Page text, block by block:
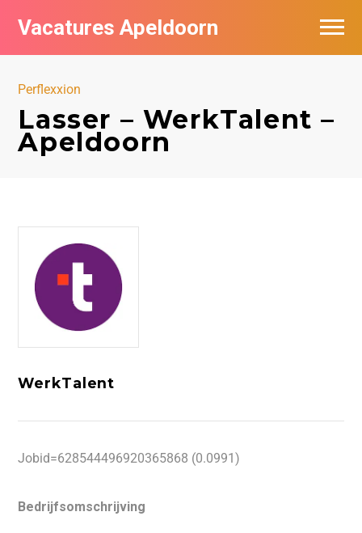
Vacatures Apeldoorn
Perflexxion
Lasser – WerkTalent –
Apeldoorn
WerkTalent
Jobid=628544496920365868 (0.0991)
Bedrijfsomschrijving
Vacatures per bedrijf
Nieuwsbrief feed